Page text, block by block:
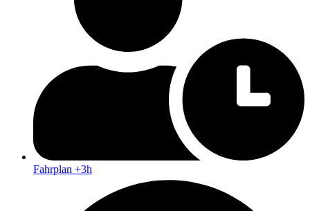
Fahrplan +3h